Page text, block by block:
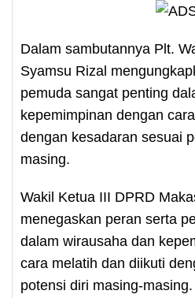
Dalam sambutannya Plt.
Syamsu Rizal
pemuda sangat penting
kepemimpinan dengan
dengan kesadaran sesuai
masing.
Wakil Ketua III DPRD
menegaskan peran serta
dalam wirausaha dan
cara melatih dan diikuti
potensi diri masing-masing.